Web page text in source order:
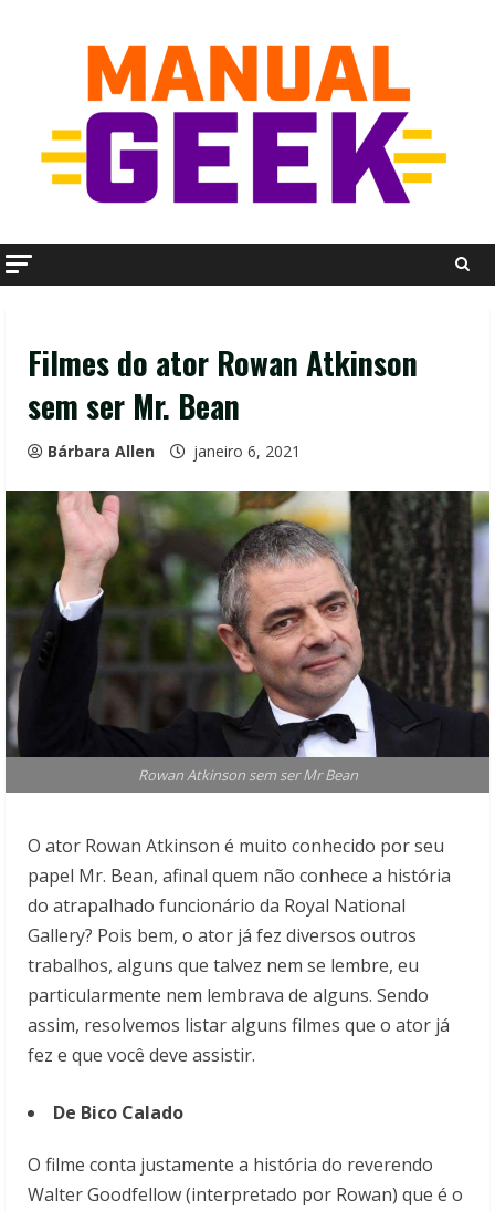
Filmes do ator Rowan Atkinson
sem ser Mr. Bean
Bárbara Allen janeiro 6, 2021
Rowan Atkinson sem ser Mr Bean
O ator Rowan Atkinson é muito conhecido por seu
papel Mr. Bean, afinal quem não conhece a história
do atrapalhado funcionário da Royal National
Gallery? Pois bem, o ator já fez diversos outros
trabalhos, alguns que talvez nem se lembre, eu
particularmente nem lembrava de alguns. Sendo
assim, resolvemos listar alguns filmes que o ator já
fez e que você deve assistir.
De Bico Calado
O filme conta justamente a história do reverendo
Walter Goodfellow (interpretado por Rowan) que é o